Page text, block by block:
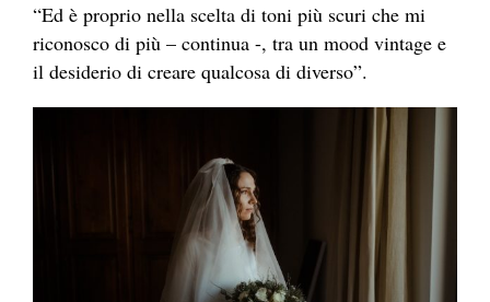
“Ed è proprio nella scelta di toni più scuri che mi
riconosco di più – continua -, tra un mood vintage e
il desiderio di creare qualcosa di diverso”.